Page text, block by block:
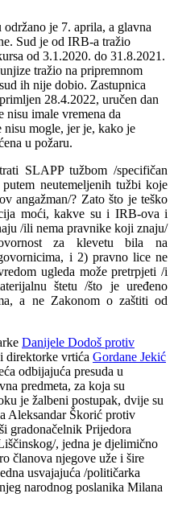
je 7. aprila, a glavna
Sud je od IRB-a tražio
od 3.1.2020. do 31.8.2021.
tražio na pripremnom
ih nije dobio. Zastupnica
28.4.2022, uručen dan
nisu imale vremena da
nisu mogle, jer je, kako je
u požaru.
SLAPP tužbom /specifičan
neutemeljenih tužbi koje
angažman/? Zato što je teško
moći, kakve su i IRB-ova i
/ili nema pravnike koji znaju/
za klevetu bila na
i 2) pravno lice ne
ugleda može pretrpjeti /i
štetu /što je uređeno
a ne Zakonom o zaštiti od
Danijele Dodoš protiv
i direktorke vrtića Gordane Jekić
odbijajuća presuda u
predmeta, za koja su
je žalbeni postupak, dvije su
Aleksandar Škorić protiv
gradonačelnik Prijedora
, jedna je djelimično
članova njegove uže i šire
usvajajuća /političarka
narodnog poslanika Milana